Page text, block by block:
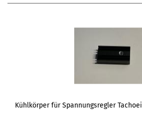
Kühlkörper für Spannungsregler